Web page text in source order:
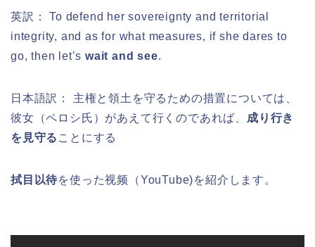
英訳： To defend her sovereignty and territorial
integrity, and as for what measures, if she dares to
go, then let’swait and see.
日本語訳： 主権と領土を守るための措置については、
彼女（ペロシ氏）があえて行くのであれば、 成り行き
を見守る ことにする
拭目以待を使った视频（YouTube)を紹介します。